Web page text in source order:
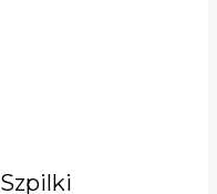
Szpilki